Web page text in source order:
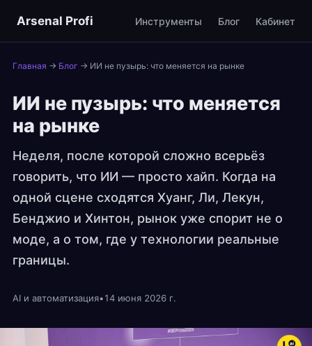
Arsenal Profi Инструменты Блог Кабинет
Главная → Блог → ИИ не пузырь: что меняется на рынке
ИИ не пузырь: что меняется
на рынке
Неделя, после которой сложно всерьёз
говорить, что ИИ — просто хайп. Когда на
одной сцене сходятся Хуанг, Ли, Лекун,
Бенджио и Хинтон, рынок уже спорит не о
моде, а о том, где у технологии реальные
границы.
AI и автоматизация•14 июня 2026 г.